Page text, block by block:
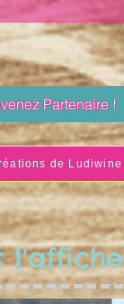
Partenaire !
de Ludiwine
l'affiche